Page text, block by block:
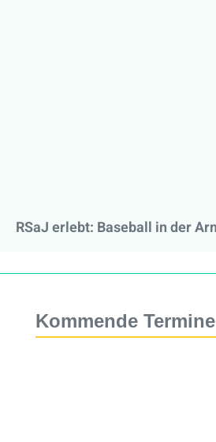
RSaJ erlebt: Baseball in der
Kommende Termine